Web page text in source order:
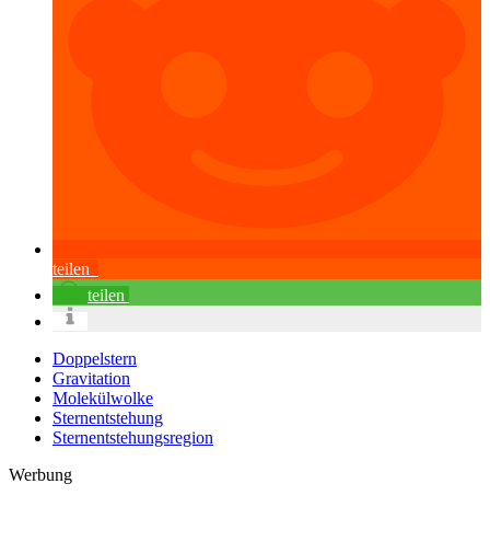
teilen
teilen
Doppelstern
Gravitation
Molekülwolke
Sternentstehung
Sternentstehungsregion
Werbung